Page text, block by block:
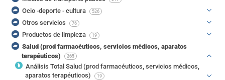
Ocio -deporte - cultura 526
Otros servicios 76
Productos de limpieza 19
Salud (prod farmacéuticos, servicios médicos, aparatos
terapéuticos)
265
Análisis Total Salud (prod farmacéuticos, servicios médicos,
aparatos terapéuticos)
19